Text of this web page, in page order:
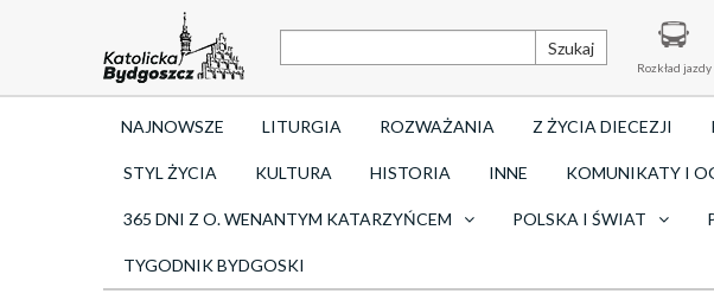
Szukaj
Rozkład jazdy
NAJNOWSZE LITURGIA ROZWAŻANIA Z ŻYCIA DIECEZJI
STYL ŻYCIA KULTURA HISTORIA INNE KOMUNIKATY I
365 DNI Z O. WENANTYM KATARZYŃCEM POLSKA I ŚWIAT
TYGODNIK BYDGOSKI